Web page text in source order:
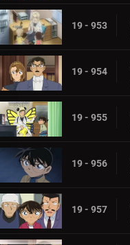
19 - 953
19 - 954
19 - 955
19 - 956
19 - 957